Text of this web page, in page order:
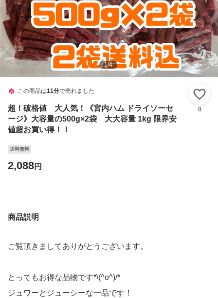
1/4
この商品は11分で売れました
超！破格値 大人気！《宮内ハム ドライソーセ
ージ》大容量の500g×2袋 大大容量 1kg 限界安
値超お買い得！！
0
送料無料
2,088円
商品説明
ご覧頂きましてありがとうございます。
とってもお得な品物です*\(^o^)/*
ジュワーとジューシーな一品です！